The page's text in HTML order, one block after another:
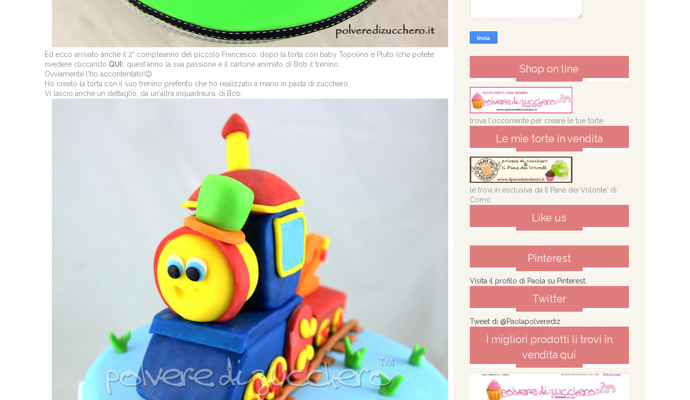
Ed ecco arrivato anche il 2° compleanno del piccolo Francesco, dopo la torta con baby Topolino e Pluto (che potete
rivedere cliccando QUI ), quest'anno la sua passione è il cartone animato di Bob il trenino.
Ovviamente l'ho accontentato!😉
Ho creato la torta con il suo trenino preferito che ho realizzato a mano in pasta di zucchero.
Vi lascio anche un dettaglio, da un'altra inquadraura, di Bob
Shop on line
trova l'occorrente per creare le tue torte
Le mie torte in vendita
le trovi in esclusiva da Il Pane dei Volonte' di
Como
Like us
Pinterest
Visita il profilo di Paola su Pinterest.
Twitter
Tweet di @Paolapolverediz
I migliori prodotti li trovi in
vendita qui